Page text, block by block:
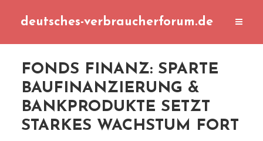
deutsches-verbraucherforum.de
FONDS FINANZ: SPARTE
BAUFINANZIERUNG &
BANKPRODUKTE SETZT
STARKES WACHSTUM FORT